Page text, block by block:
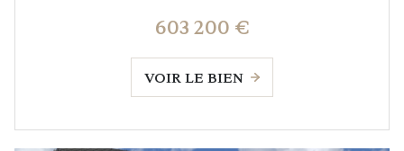
603 200 €
VOIR LE BIEN